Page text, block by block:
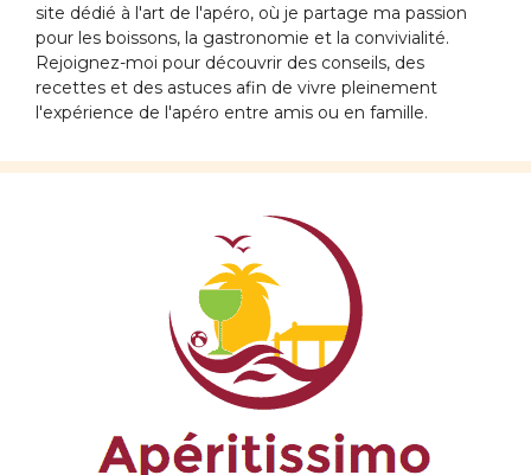
site dédié à l'art de l'apéro, où je partage ma passion
pour les boissons, la gastronomie et la convivialité.
Rejoignez-moi pour découvrir des conseils, des
recettes et des astuces afin de vivre pleinement
l'expérience de l'apéro entre amis ou en famille.